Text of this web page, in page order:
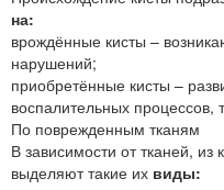
на:
врождённые кисты –
нарушений;
приобретённые кисты –
воспалительных процессов,
По поврежденным тканям
В зависимости от тканей,
выделяют такие их виды: